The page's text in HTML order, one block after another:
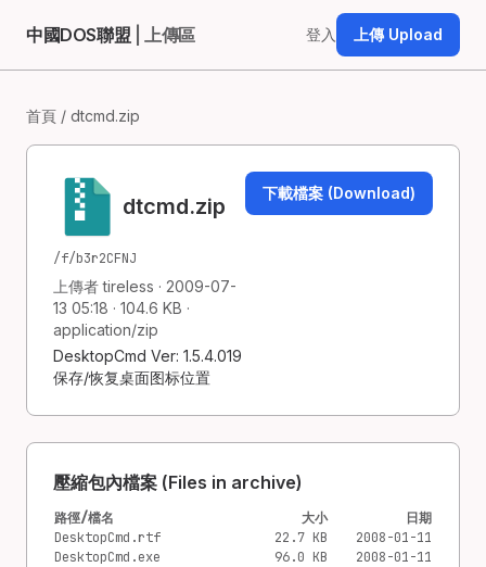
中國DOS聯盟 | 上傳區 登入 上傳 Upload
首頁 / dtcmd.zip
dtcmd.zip
/f/b3r2CFNJ
上傳者 tireless · 2009-07-
13 05:18 · 104.6 KB ·
application/zip
DesktopCmd Ver: 1.5.4.019
保存/恢复桌面图标位置
下載檔案 (Download)
壓縮包內檔案 (Files in archive)
路徑/檔名 大小
日期
DesktopCmd.rtf
22.7 KB
2008-01-11
DesktopCmd.exe
96.0 KB
2008-01-11